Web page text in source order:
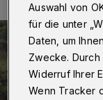
Auswahl von
für die unter
Daten, um
Zwecke.
Widerruf Ihrer
Wenn Tracker